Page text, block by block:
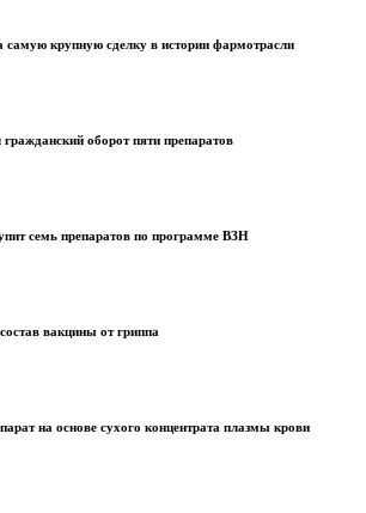
самую крупную сделку в истории фармотрасли
гражданский оборот пяти препаратов
семь препаратов по программе ВЗН
вакцины от гриппа
на основе сухого концентрата плазмы крови